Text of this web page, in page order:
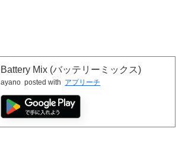
Battery Mix (バッテリーミックス)
ayano posted with アプリーチ